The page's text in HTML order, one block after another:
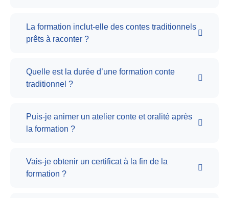
La formation inclut-elle des contes traditionnels
prêts à raconter ?
Quelle est la durée d’une formation conte
traditionnel ?
Puis-je animer un atelier conte et oralité après
la formation ?
Vais-je obtenir un certificat à la fin de la
formation ?